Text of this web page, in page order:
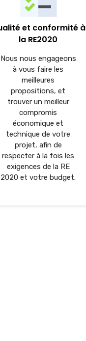
et conformité à
la RE2020
Nous nous engageons
à vous faire les
meilleures
propositions, et
trouver un meilleur
compromis
économique et
technique de votre
projet, afin de
respecter à la fois les
exigences de la RE
2020 et votre budget.